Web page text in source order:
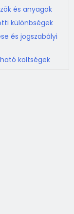
és anyagok
különbségek
és jogszabályi
költségek